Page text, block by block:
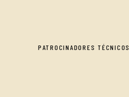
PATROCINADORES TÉCNICOS